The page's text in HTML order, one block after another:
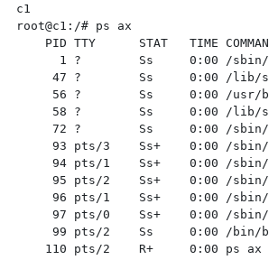
c1
root@c1:/# ps ax
PID TTY      STAT   TIME
1 ?        Ss     0:00 /
47 ?        Ss     0:00 /lib/
56 ?        Ss     0:00 /
58 ?        Ss     0:00 /lib/
72 ?        Ss     0:00 /
93 pts/3    Ss+    0:00 /
94 pts/1    Ss+    0:00 /
95 pts/2    Ss+    0:00 /
96 pts/1    Ss+    0:00 /
97 pts/0    Ss+    0:00 /
99 pts/2    Ss     0:00 /bin/